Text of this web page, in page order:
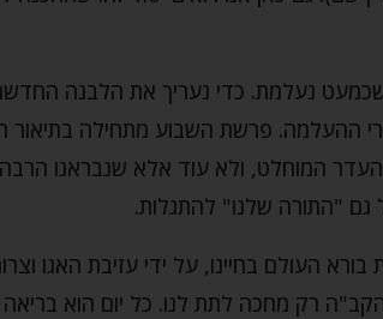
נעלמת. כדי נעריך את הלבנה החדשה
ההעלמה. פרשת השבוע מתחילה בתיאור
העדר המוחלט, ולא עוד אלא שנבראנו
"התורה שלנו" להתגלות.
העולם בחיינו, על ידי עזיבת האגו
רק מחכה לתת לנו. כל יום הוא